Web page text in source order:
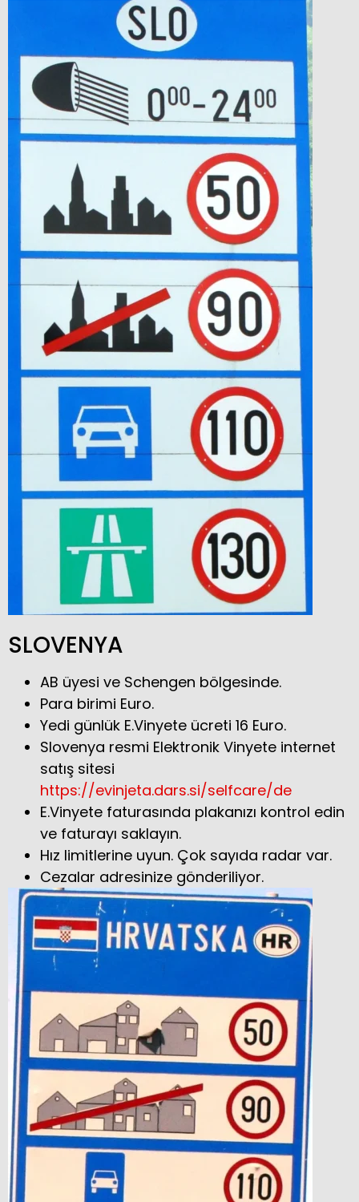
SLOVENYA
AB üyesi ve Schengen bölgesinde.
Para birimi Euro.
Yedi günlük E.Vinyete ücreti 16 Euro.
Slovenya resmi Elektronik Vinyete internet
satış sitesi
https://evinjeta.dars.si/selfcare/de
E.Vinyete faturasında plakanızı kontrol edin
ve faturayı saklayın.
Hız limitlerine uyun. Çok sayıda radar var.
Cezalar adresinize gönderiliyor.